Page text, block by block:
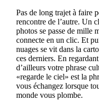
Pas de long trajet à faire
rencontre de l’autre. Un
photos se passe de mille
connecte en un clic. Et
nuages se vit dans la
ces derniers. En
d’ailleurs votre phrase
«regarde le ciel» est la
vous échangez lorsque
monde vous plombe.